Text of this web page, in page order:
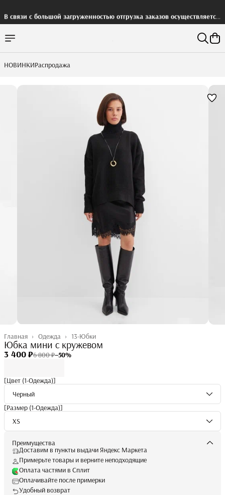
В связи с большой загруженностью отгрузка заказов осуществляется
с задержкой
НОВИНКИРаспродажа
13-Юбки
Одежда ›
Главная ›
Юбка мини с кружевом
3 400 ₽6 800 ₽−50%
[Цвет (1-Одежда)]
Черный
[Размер (1-Одежда)]
XS
Преимущества
Доставим в пункты выдачи Яндекс Маркета
Примерьте товары и верните неподходящие
Оплата частями в Сплит
Оплачивайте после примерки
Удобный возврат